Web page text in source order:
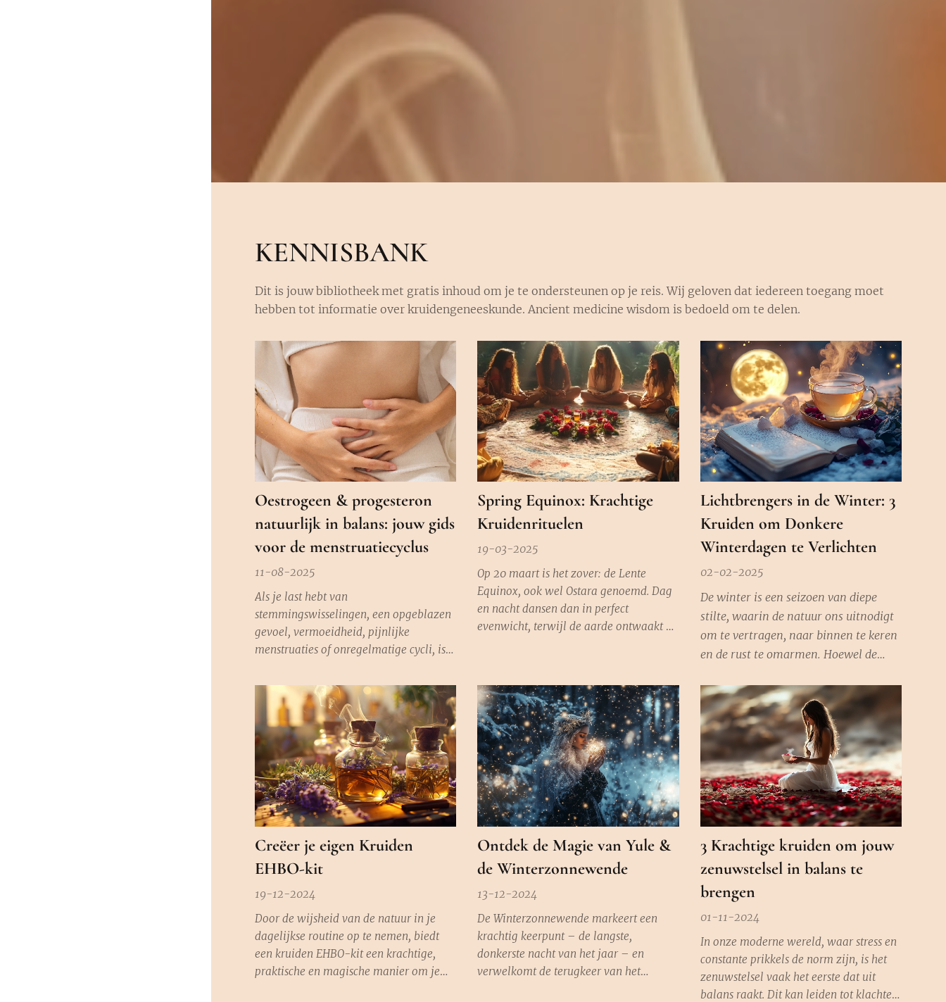
KENNISBANK
Dit is jouw bibliotheek met gratis inhoud om je te ondersteunen op je reis.Wij geloven dat iedereen toegang moet
hebben tot informatie over kruidengeneeskunde. Ancient medicine wisdom is bedoeld om te delen.
Oestrogeen & progesteron
natuurlijk in balans: jouw gids
voor de menstruatiecyclus
11-08-2025
Als je last hebt van
stemmingswisselingen, een opgeblazen
gevoel, vermoeidheid, pijnlijke
menstruaties of onregelmatige cycli, is
bekijken – vooral oestrogeen en
progesteron. Deze twee krachtige
hormonen vormen de kern van je
menstruatiecyclus en beïnvloeden alles:
van vruchtbaarheid tot stemming, slaap,
huid...
Spring Equinox: Krachtige
Kruidenrituelen
19-03-2025
Op 20 maart is het zover: de Lente
Equinox, ook wel Ostara genoemd. Dag
en nacht dansen dan in perfect
evenwicht, terwijl de aarde ontwaakt en
expansie. Het perfecte moment om je
energie te vernieuwen en zaadjes te
planten—letterlijk én...
Lichtbrengers in de Winter: 3
Kruiden om Donkere
Winterdagen te Verlichten
02-02-2025
De winter is een seizoen van diepe
stilte, waarin de natuur ons uitnodigt
om te vertragen, naar binnen te keren
en de rust te omarmen. Hoewel de
aanvoelen, dragen ze een stille, diepe
wijsheid in zich. Zoals Martin Luther
King Jr. treffend zei: "Only when it is
dark enough, can you see the stars."
De...
Creëer je eigen Kruiden
EHBO-kit
19-12-2024
Door de wijsheid van de natuur in je
dagelijkse routine op te nemen, biedt
een kruiden EHBO-kit een krachtige,
praktische en magische manier om je
Ontdek de Magie van Yule &
de Winterzonnewende
13-12-2024
De Winterzonnewende markeert een
krachtig keerpunt – de langste,
donkerste nacht van het jaar – en
verwelkomt de terugkeer van het
3 Krachtige kruiden om jouw
zenuwstelsel in balans te
brengen
01-11-2024
In onze moderne wereld, waar stress en
constante prikkels de norm zijn, is het
zenuwstelsel vaak het eerste dat uit
balans raakt. Dit kan leiden tot klachten